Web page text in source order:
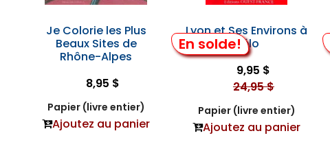
Je Colorie les Plus
Beaux Sites de
Rhône-Alpes
8,95 $
Papier (livre entier)
Ajoutez au panier
En solde!
Lyon et Ses Environs à
Vélo
9,95 $
24,95 $
Papier (livre entier)
Ajoutez au panier